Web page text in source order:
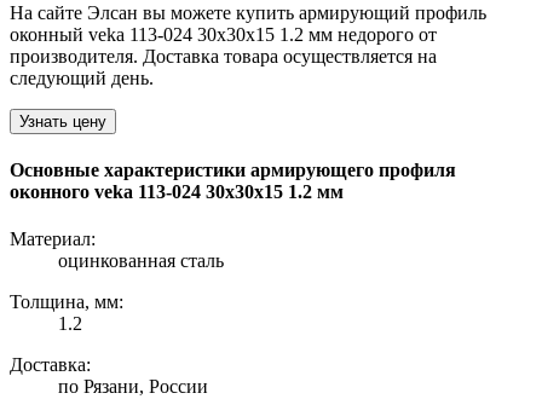
На сайте Элсан вы можете купить армирующий профиль
оконный veka 113-024 30х30х15 1.2 мм недорого от
производителя. Доставка товара осуществляется на
следующий день.
Узнать цену
Основные характеристики армирующего профиля
оконного veka 113-024 30х30х15 1.2 мм
Материал:
оцинкованная сталь
Толщина, мм:
1.2
Доставка:
по Рязани, России